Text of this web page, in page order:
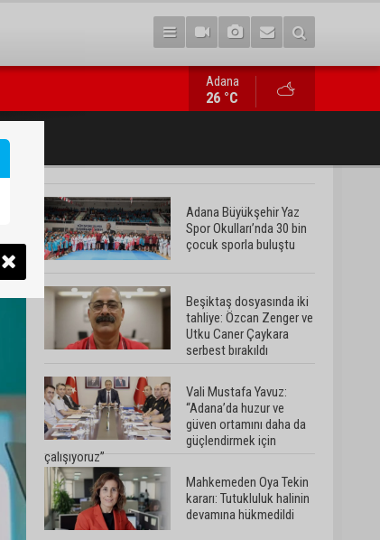
dosyasında iki tahliye: Özcan Zenger ve Utku Caner
Adana
26 °C
Adana Büyükşehir Yaz
Spor Okulları’nda 30 bin
çocuk sporla buluştu
Beşiktaş dosyasında iki
tahliye: Özcan Zenger ve
Utku Caner Çaykara
serbest bırakıldı
Vali Mustafa Yavuz:
“Adana’da huzur ve
güven ortamını daha da
güçlendirmek için
çalışıyoruz”
Mahkemeden Oya Tekin
kararı: Tutukluluk halinin
devamına hükmedildi